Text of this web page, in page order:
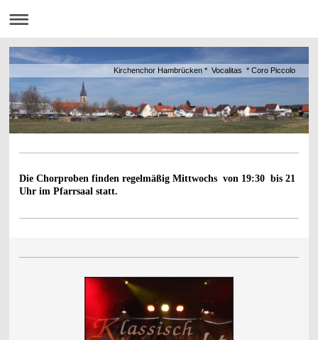
Kirchenchor Hambrücken * Vocalitas * Coro Piccolo
Die Chorproben finden regelmäßig Mittwochs von 19:30 bis 21
Uhr im Pfarrsaal statt.